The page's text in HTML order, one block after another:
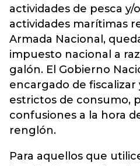
actividades de pesca y/
actividades marítimas
Armada Nacional,
impuesto nacional a
galón. El Gobierno
encargado de
estrictos de consumo,
confusiones a la hora
renglón.
Para aquellos que